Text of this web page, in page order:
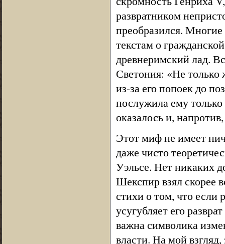
развратником
преобразился.
текстам о
древнеримский лад.
Светония: «Не
из-за его попоек до
послужила ему только
оказалось и,
Этот миф не имеет
даже чисто
Уэльсе. Нет никаких
Шекспир взял скорее
стихи о том, что
усугубляет его
важна символика
власти. На мой